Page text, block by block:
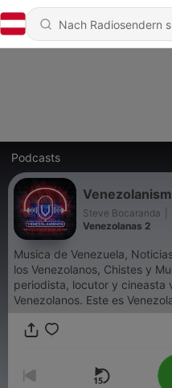
Podcasts
Steve Bocaranda
Venezolanas 2
Musica de Venezuela,
los Venezolanos, Chistes y
periodista, locutor y cineasta
Venezolanos. Este es